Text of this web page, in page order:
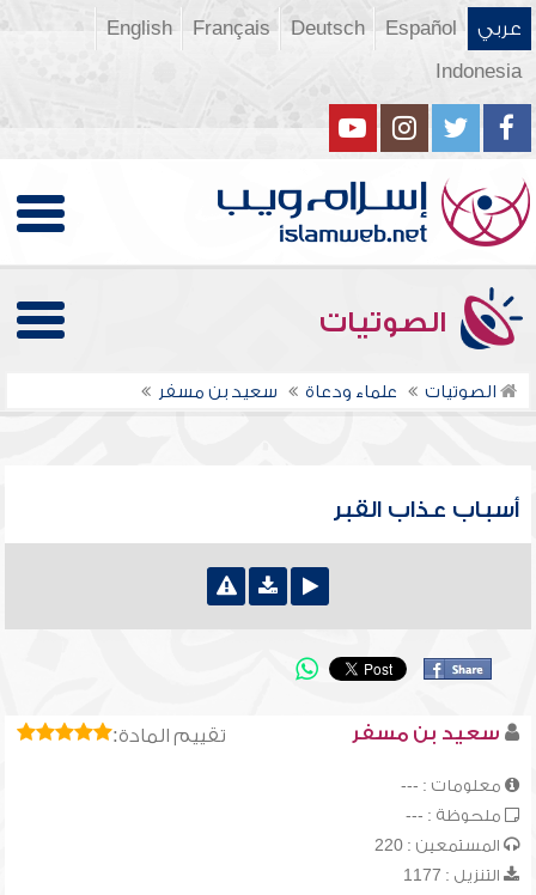
عربي Español
Deutsch
Français
English
Indonesia
الصوتيات
الصوتيات علماء ودعاة سعيد بن مسفر
أسباب عذاب القبر
تقييم المادة: سعيد بن مسفر
معلومات : ---
ملحوظة : ---
المستمعين : 220
التنزيل : 1177